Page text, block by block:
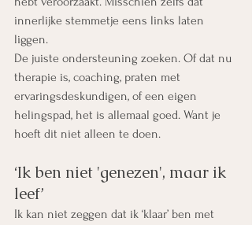
innerlijke stemmetje eens links laten
liggen.
De juiste ondersteuning zoeken. Of dat nu
therapie is, coaching, praten met
ervaringsdeskundigen, of een eigen
helingspad, het is allemaal goed. Want je
hoeft dit niet alleen te doen.
‘Ik ben niet 'genezen', maar ik
leef’
Ik kan niet zeggen dat ik ‘klaar’ ben met